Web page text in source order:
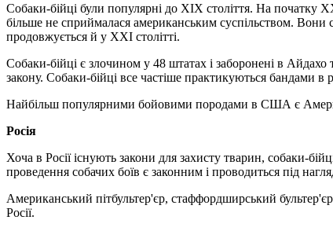
Собаки-бійці були популярні до XIX століття. На початку
більше не сприймалася американським суспільством. Вони
продовжується й у XXI столітті.
Собаки-бійці є злочином у 48 штатах і заборонені в
закону. Собаки-бійці все частіше практикуються бандами в
Найбільш популярними бойовими породами в США є
Росія
Хоча в Росії існують закони для захисту тварин, собаки-
проведення собачих боїв є законним і проводиться під
Американський пітбультер'єр, стаффордширський
Росії.